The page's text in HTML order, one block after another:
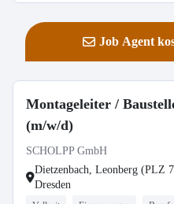
Job Agent
Montageleiter /
(m/w/d)
SCHOLPP GmbH
Dietzenbach, Leonberg (PLZ
Dresden